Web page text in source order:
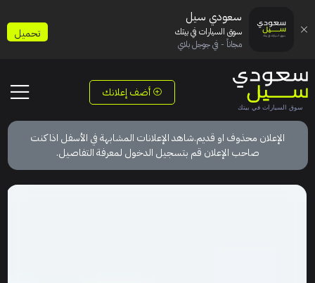
أضف إعلانك
الإعلان محذوف او قديم.شاهد الإعلانات المشابهة في الأسفل اذا كنت
صاحب الإعلان قم بتسجيل الدخول لمعرفة التفاصيل.
سعودي سيل
سوق السيارات في بيتك
مجاناً - في جوجل بلاي
تحميل